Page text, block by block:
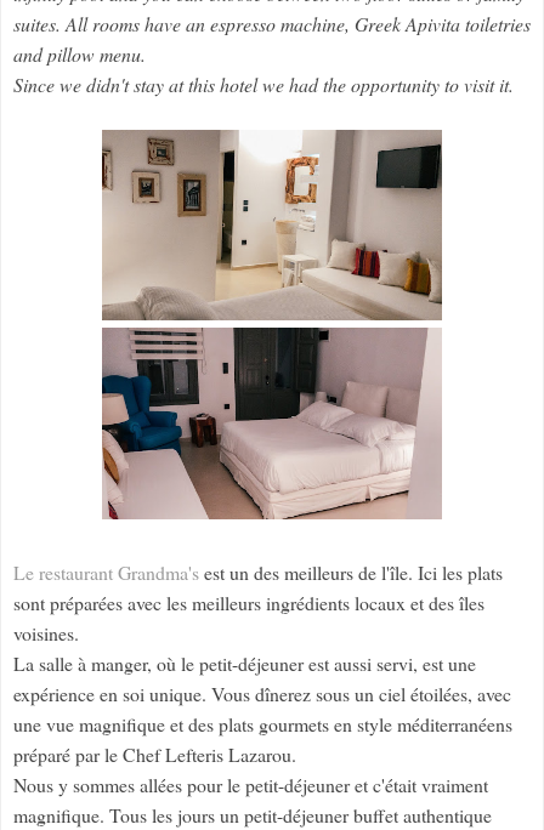
suites. All rooms have an espresso machine, Greek Apivita toiletries
and pillow menu.
Since we didn't stay at this hotel we had the opportunity to visit it.
Le restaurant Grandma'sest un des meilleurs de l'île. Ici les plats
sont préparées avec les meilleurs ingrédients locaux et des îles
voisines.
La salle à manger, où le petit-déjeuner est aussi servi, est une
expérience en soi unique. Vous dînerez sous un ciel étoilées, avec
une vue magnifique et des plats gourmets en style méditerranéens
préparé par le Chef Lefteris Lazarou.
Nous y sommes allées pour le petit-déjeuner et c'était vraiment
magnifique. Tous les jours un petit-déjeuner buffet authentique